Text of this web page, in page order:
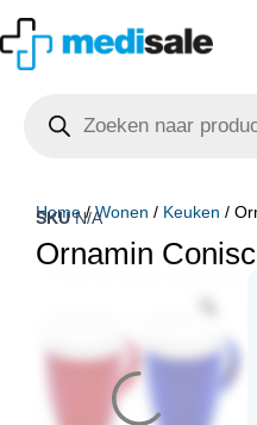
naar
de
zoeken
Home/Wonen / Keuken /
SKUN/A
Ornamin